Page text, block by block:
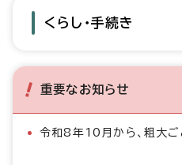
くらし・手続き
重要なお知らせ
令和8年10月から、粗大